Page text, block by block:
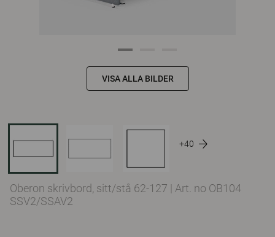
VISA ALLA BILDER
+40
Oberon skrivbord, sitt/stå 62-127 | Art. no OB104
SSV2/SSAV2